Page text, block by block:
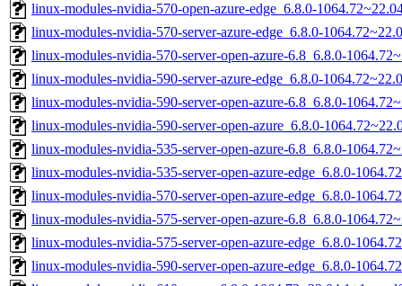
linux-modules-nvidia-570-open-azure-edge_6.8.0-
linux-modules-nvidia-570-server-azure-edge_6.8.0-
linux-modules-nvidia-570-server-open-azure-6.8_6.8.0-
linux-modules-nvidia-590-server-azure-edge_6.8.0-
linux-modules-nvidia-590-server-open-azure-6.8_6.8.0-
linux-modules-nvidia-590-server-open-azure_6.8.0-
linux-modules-nvidia-535-server-open-azure-6.8_6.8.0-
linux-modules-nvidia-535-server-open-azure-edge_6.8.0-
linux-modules-nvidia-570-server-open-azure-edge_6.8.0-
linux-modules-nvidia-575-server-open-azure-6.8_6.8.0-
linux-modules-nvidia-575-server-open-azure-edge_6.8.0-
linux-modules-nvidia-590-server-open-azure-edge_6.8.0-